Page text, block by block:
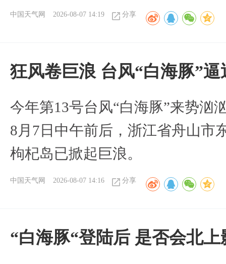
中国天气网 2026-08-07 14:19 分享
狂风卷巨浪 台风“白海豚”
今年第13号台风“白海豚”来势汹
8月7日中午前后，浙江省舟山市
枸杞岛已掀起巨浪。
中国天气网 2026-08-07 14:16 分享
“白海豚“登陆后 是否会北